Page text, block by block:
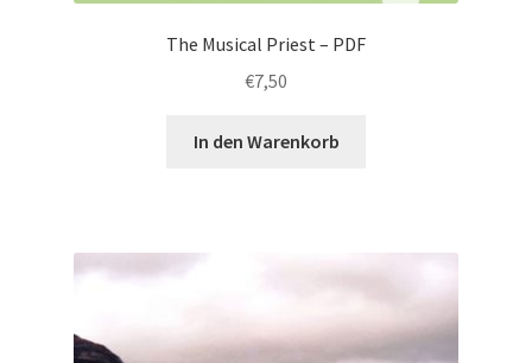
The Musical Priest – PDF
€7,50
In den Warenkorb